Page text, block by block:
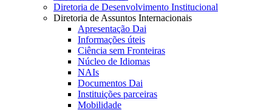
Diretoria de Desenvolvimento Institucional
Diretoria de Assuntos Internacionais
Apresentação Dai
Informações úteis
Ciência sem Fronteiras
Núcleo de Idiomas
NAIs
Documentos Dai
Instituições parceiras
Mobilidade